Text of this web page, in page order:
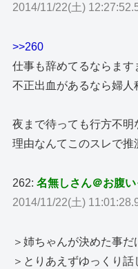
2014/11/22(土)
>>260
仕事も辞めてるならます
不正出血があるなら婦人
夜まで待っても行方不明
理由なんてこのスレで推
262:名無しさん＠お腹い
2014/11/22(土)
＞姉ちゃんが決めた事だ
＞とりあえずゆっくり話